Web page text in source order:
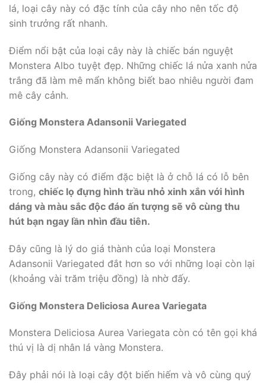
lá, loại cây này có đặc tính của cây nho nên tốc độ
sinh trưởng rất nhanh.
Điểm nổi bật của loại cây này là chiếc bán nguyệt
Monstera Albo tuyệt đẹp. Những chiếc lá nửa xanh nửa
trắng đã làm mê mẩn không biết bao nhiêu người đam
mê cây cảnh.
Giống Monstera Adansonii Variegated
Giống Monstera Adansonii Variegated
Giống cây này có điểm đặc biệt là ở chỗ lá có lỗ bên
trong, chiếc lọ đựng hình trầu nhỏ xinh xắn với hình
dáng và màu sắc độc đáo ấn tượng sẽ vô cùng thu
hút bạn ngay lần nhìn đầu tiên.
Đây cũng là lý do giá thành của loại Monstera
Adansonii Variegated đắt hơn so với những loại còn lại
(khoảng vài trăm triệu đồng) là nhờ đấy.
Giống Monstera Deliciosa Aurea Variegata
Monstera Deliciosa Aurea Variegata còn có tên gọi khá
thú vị là dị nhân lá vàng Monstera.
Đây phải nói là loại cây đột biến hiếm và vô cùng quý